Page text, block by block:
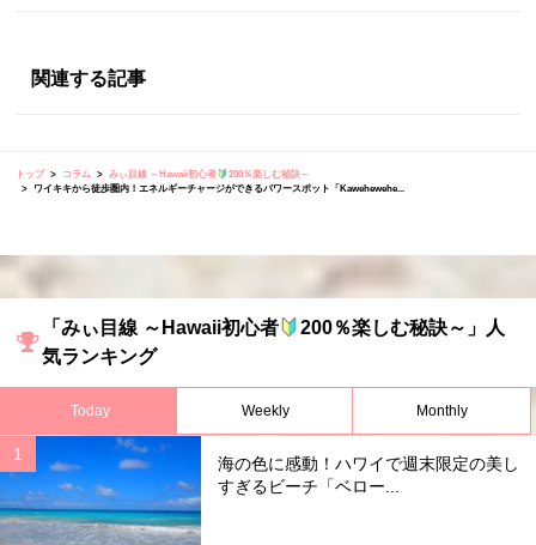
関連する記事
トップ コラム みぃ目線 ～Hawaii初心者
200％楽しむ秘訣～
ワイキキから徒歩圏内！エネルギーチャージができるパワースポット「Kawehewehe...
「みぃ目線 ～Hawaii初心者
200％楽しむ秘訣～」人
気ランキング
Today Weekly Monthly
海の色に感動！ハワイで週末限定の美し
すぎるビーチ「ベロー...